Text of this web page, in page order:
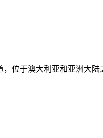
位于澳大利亚和亚洲大陆